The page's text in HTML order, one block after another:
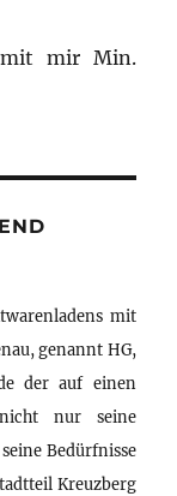
mir Min.
mit
genannt HG,
der auf einen
nicht nur seine
Bedürfnisse
Kreuzberg